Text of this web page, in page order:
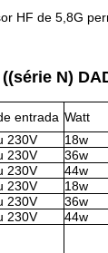
HF de 5,8G
N)
entrada Watt
230V 18w
230V 36w
230V 44w
230V 18w
230V 36w
230V 44w